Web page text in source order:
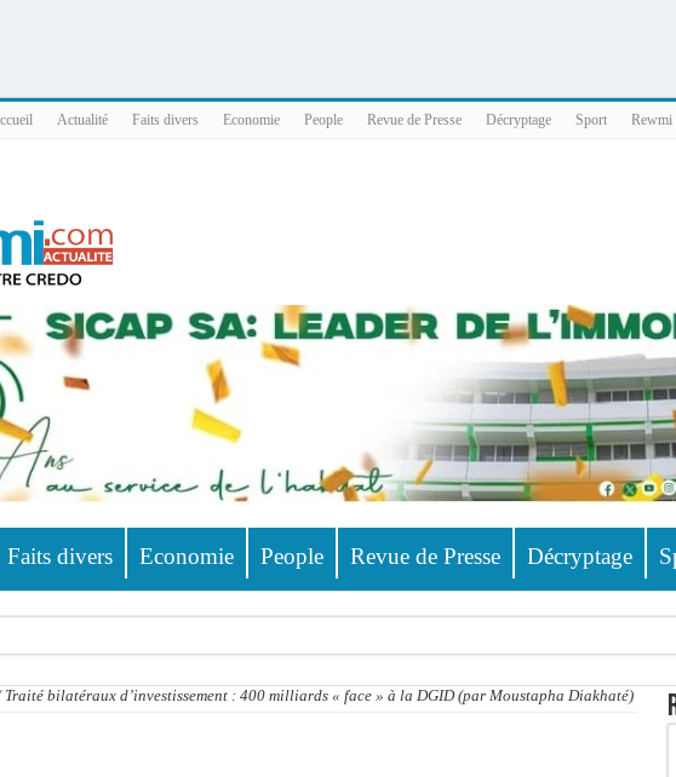
Actualité Faits divers Economie People Revue de Presse Décryptage Sport
Faits divers Economie People Revue de Presse Décryptage
Traité bilatéraux d’investissement : 400 milliards « face » à la DGID (par Moustapha Diakhaté)